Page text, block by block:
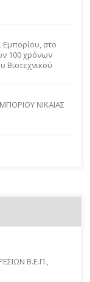
Εμπορίου, στο
100 χρόνων
Βιοτεχνικού
ΝΙΚΑΙΑΣ
Β.Ε.Π.,